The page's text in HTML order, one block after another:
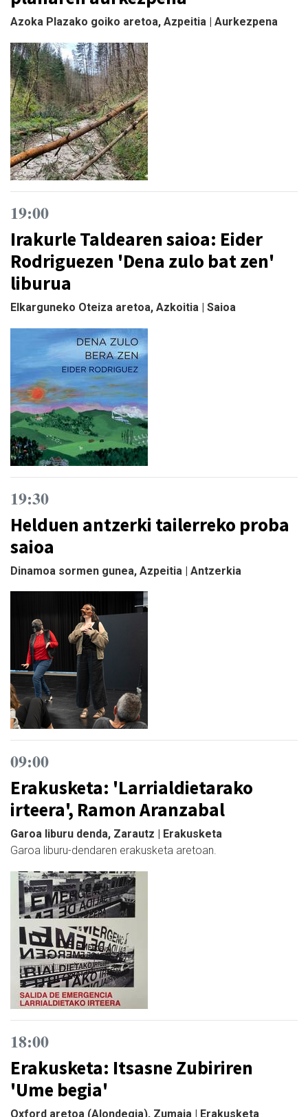
Azoka Plazako goiko aretoa, Azpeitia | Aurkezpena
19:00
Irakurle Taldearen saioa: Eider
Rodriguezen 'Dena zulo bat zen'
liburua
Elkarguneko Oteiza aretoa, Azkoitia | Saioa
19:30
Helduen antzerki tailerreko proba
saioa
Dinamoa sormen gunea, Azpeitia | Antzerkia
09:00
Erakusketa: 'Larrialdietarako
irteera', Ramon Aranzabal
Garoa liburu denda, Zarautz | Erakusketa
Garoa liburu-dendaren erakusketa aretoan.
18:00
Erakusketa: Itsasne Zubiriren
'Ume begia'
Oxford aretoa (Alondegia), Zumaia | Erakusketa